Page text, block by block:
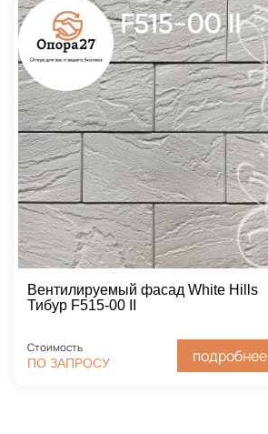
Вентилируемый фасад White Hills
Тибур F515-00 II
Стоимость
ПО ЗАПРОСУ
подробнее